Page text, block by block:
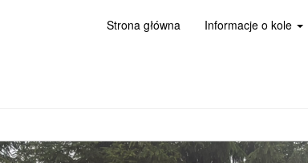
Strona główna Informacje o kole